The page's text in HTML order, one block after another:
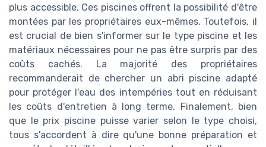
plus accessible. Ces piscines offrent la possibilité d'être
montées par les propriétaires eux-mêmes. Toutefois, il
est crucial de bien s'informer sur le type piscine et les
matériaux nécessaires pour ne pas être surpris par des
coûts cachés. La majorité des propriétaires
recommanderait de chercher un abri piscine adapté
pour protéger l'eau des intempéries tout en réduisant
les coûts d'entretien à long terme. Finalement, bien
que le prix piscine puisse varier selon le type choisi,
tous s'accordent à dire qu'une bonne préparation et